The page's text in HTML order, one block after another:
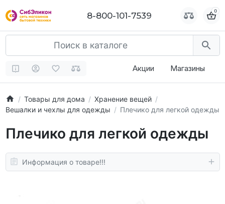
8-800-101-7539 0
Акции Магазины
Товары для дома
Хранение вещей
Вешалки и чехлы для одежды
Плечико для легкой одежды
Плечико для легкой одежды
Информация о товаре!!!
8-800-101-7539 0